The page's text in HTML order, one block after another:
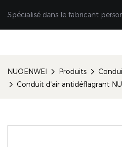
Spécialisé dans le fabricant
NUOENWEI Produits
Conduit d'air antidéflagrant